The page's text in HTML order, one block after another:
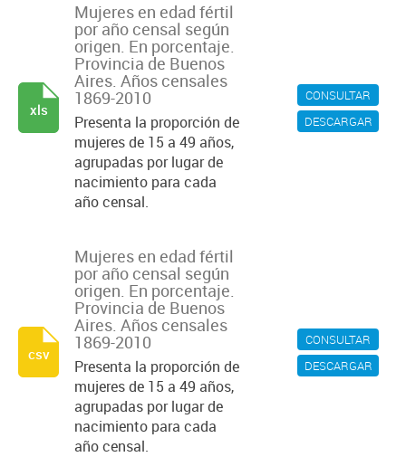
CONSULTAR
DESCARGAR
Mujeres en edad fértil
por año censal según
origen. En porcentaje.
Provincia de Buenos
Aires. Años censales
1869-2010
Presenta la proporción de
mujeres de 15 a 49 años,
agrupadas por lugar de
nacimiento para cada
año censal.
xls
CONSULTAR
DESCARGAR
Mujeres en edad fértil
por año censal según
origen. En porcentaje.
Provincia de Buenos
Aires. Años censales
1869-2010
Presenta la proporción de
mujeres de 15 a 49 años,
agrupadas por lugar de
nacimiento para cada
año censal.
csv